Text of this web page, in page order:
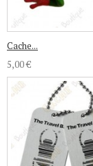
Cache...
5,00 €